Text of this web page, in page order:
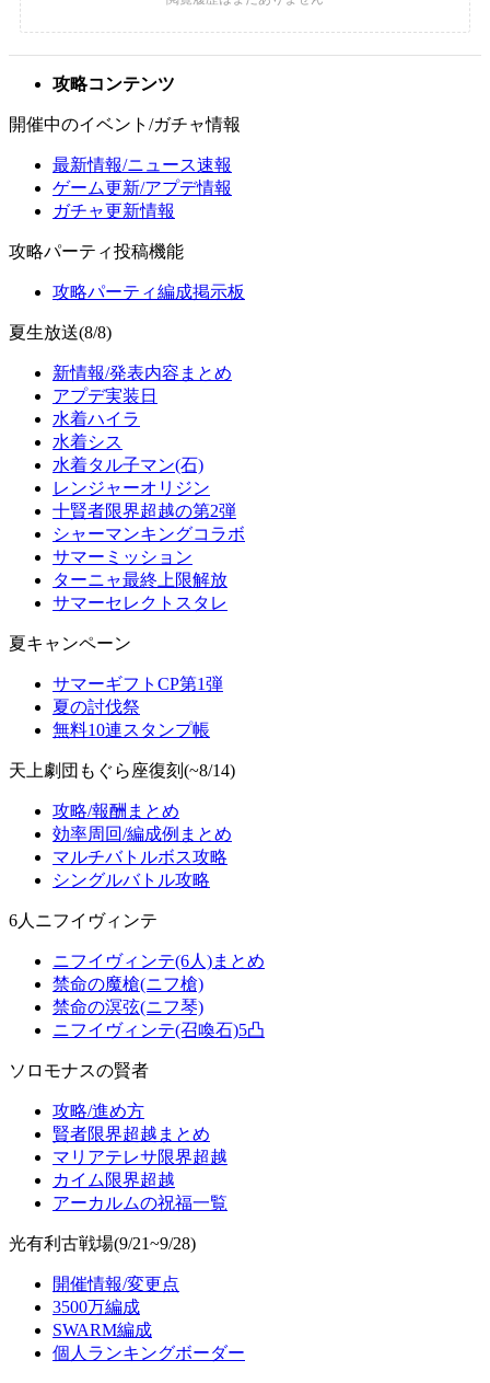
攻略コンテンツ
開催中のイベント/ガチャ情報
最新情報/ニュース速報
ゲーム更新/アプデ情報
ガチャ更新情報
攻略パーティ投稿機能
攻略パーティ編成掲示板
夏生放送(8/8)
新情報/発表内容まとめ
アプデ実装日
水着ハイラ
水着シス
水着タル子マン(石)
レンジャーオリジン
十賢者限界超越の第2弾
シャーマンキングコラボ
サマーミッション
ターニャ最終上限解放
サマーセレクトスタレ
夏キャンペーン
サマーギフトCP第1弾
夏の討伐祭
無料10連スタンプ帳
天上劇団もぐら座復刻(~8/14)
攻略/報酬まとめ
効率周回/編成例まとめ
マルチバトルボス攻略
シングルバトル攻略
6人ニフイヴィンテ
ニフイヴィンテ(6人)まとめ
禁命の魔槍(ニフ槍)
禁命の溟弦(ニフ琴)
ニフイヴィンテ(召喚石)5凸
ソロモナスの賢者
攻略/進め方
賢者限界超越まとめ
マリアテレサ限界超越
カイム限界超越
アーカルムの祝福一覧
光有利古戦場(9/21~9/28)
開催情報/変更点
3500万編成
SWARM編成
個人ランキングボーダー